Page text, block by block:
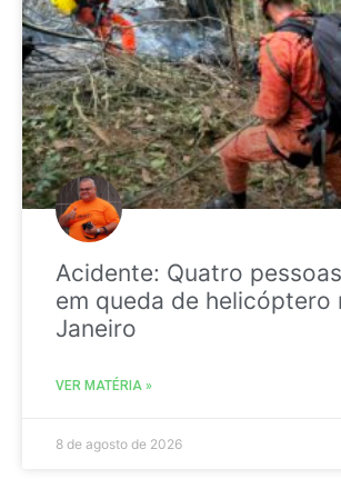
Acidente: Quatro
em queda de helicóptero
Janeiro
VER MATÉRIA »
8 de agosto de 2026